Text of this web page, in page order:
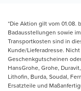
*Die Aktion gilt vom 01.08.
Badausstellungen sowie
Transportkosten sind in
Kunde/Lieferadresse.
Geschenkgutscheinen
HansGrohe, Grohe,
Lithofin, Burda, Soudal,
Ersatzteile und